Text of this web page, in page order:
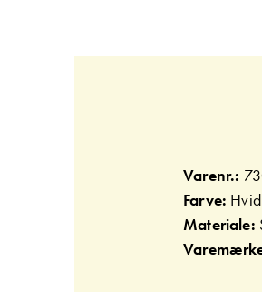
starten
Varenr.:
Farve: Hvid
Materiale: